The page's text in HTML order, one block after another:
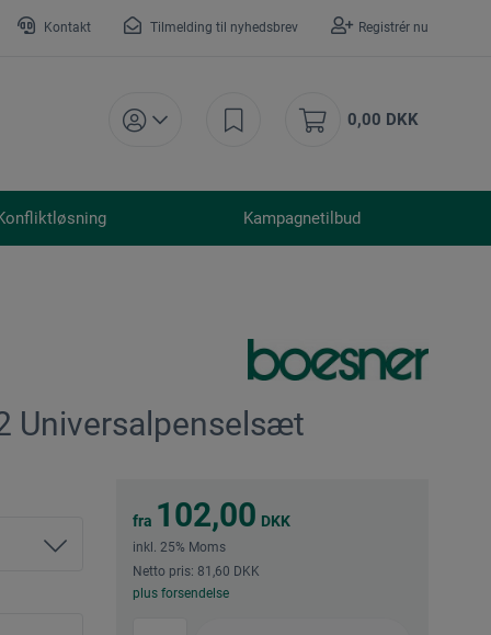
Kontakt Tilmelding til nyhedsbrev Registrér nu
0,00 DKK
Kampagnetilbud
Universalpenselsæt
fra 102,00 DKK
inkl. 25% Moms
Netto pris: 81,60 DKK
plus forsendelse